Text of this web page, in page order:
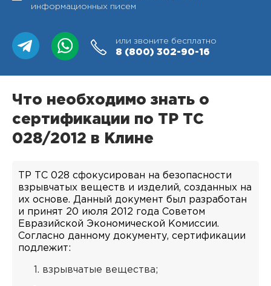
информационных писем
или звоните бесплатно
8 (800) 302-90-16
Что необходимо знать о
сертификации по ТР ТС
028/2012 в Клине
ТР ТС 028 сфокусирован на безопасности
взрывчатых веществ и изделий, созданных на
их основе. Данный документ был разработан
и принят 20 июля 2012 года Советом
Евразийской Экономической Комиссии.
Согласно данному документу, сертификации
подлежит:
взрывчатые вещества;